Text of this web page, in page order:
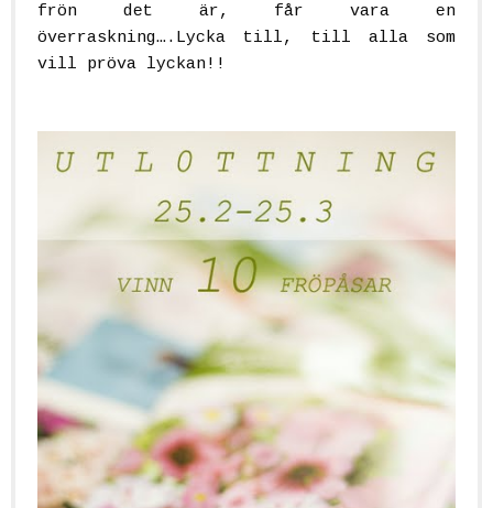
frön det är, får vara en
överraskning….Lycka till, till alla som
vill pröva lyckan!!